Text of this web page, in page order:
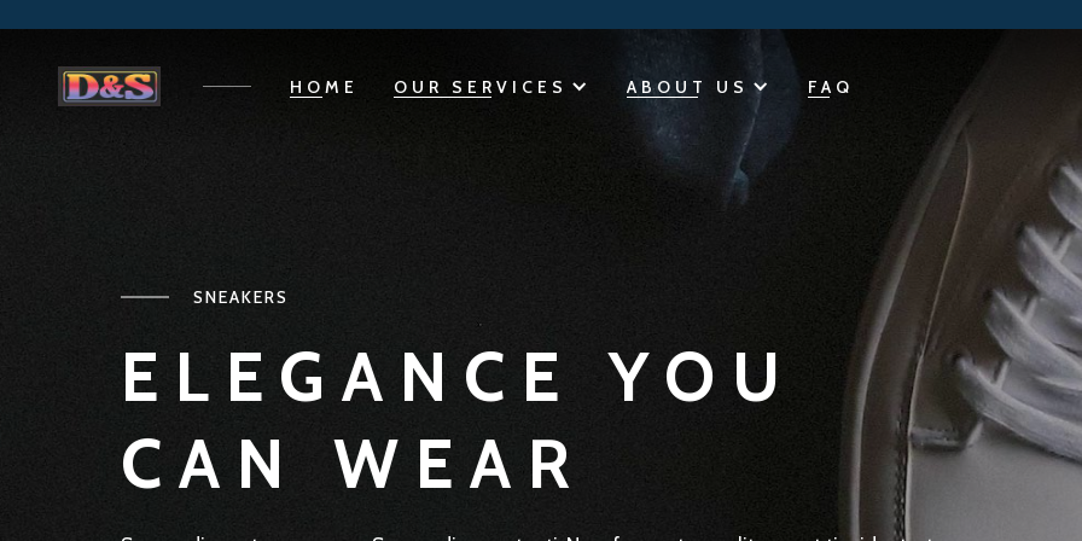
HOME OUR SERVICES ABOUT US FAQ
SNEAKERS
ELEGANCE YOU
CAN WEAR